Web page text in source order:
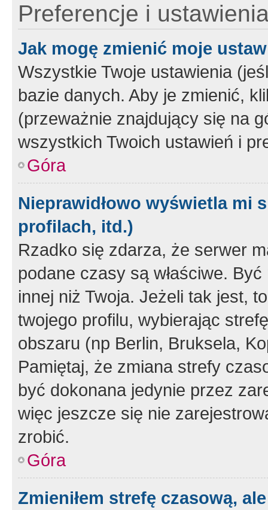
Preferencje i
Jak mogę zmienić moje
Wszystkie Twoje ustawienia
bazie danych. Aby je zmienić,
(przeważnie znajdujący się na
wszystkich Twoich ustawień i
Góra
Nieprawidłowo wyświetla mi
profilach, itd.)
Rzadko się zdarza, że serwer
podane czasy są właściwe.
innej niż Twoja. Jeżeli tak jest,
twojego profilu, wybierając
obszaru (np Berlin, Bruksela,
Pamiętaj, że zmiana strefy
być dokonana jedynie przez
więc jeszcze się nie
zrobić.
Góra
Zmieniłem strefę czasową,